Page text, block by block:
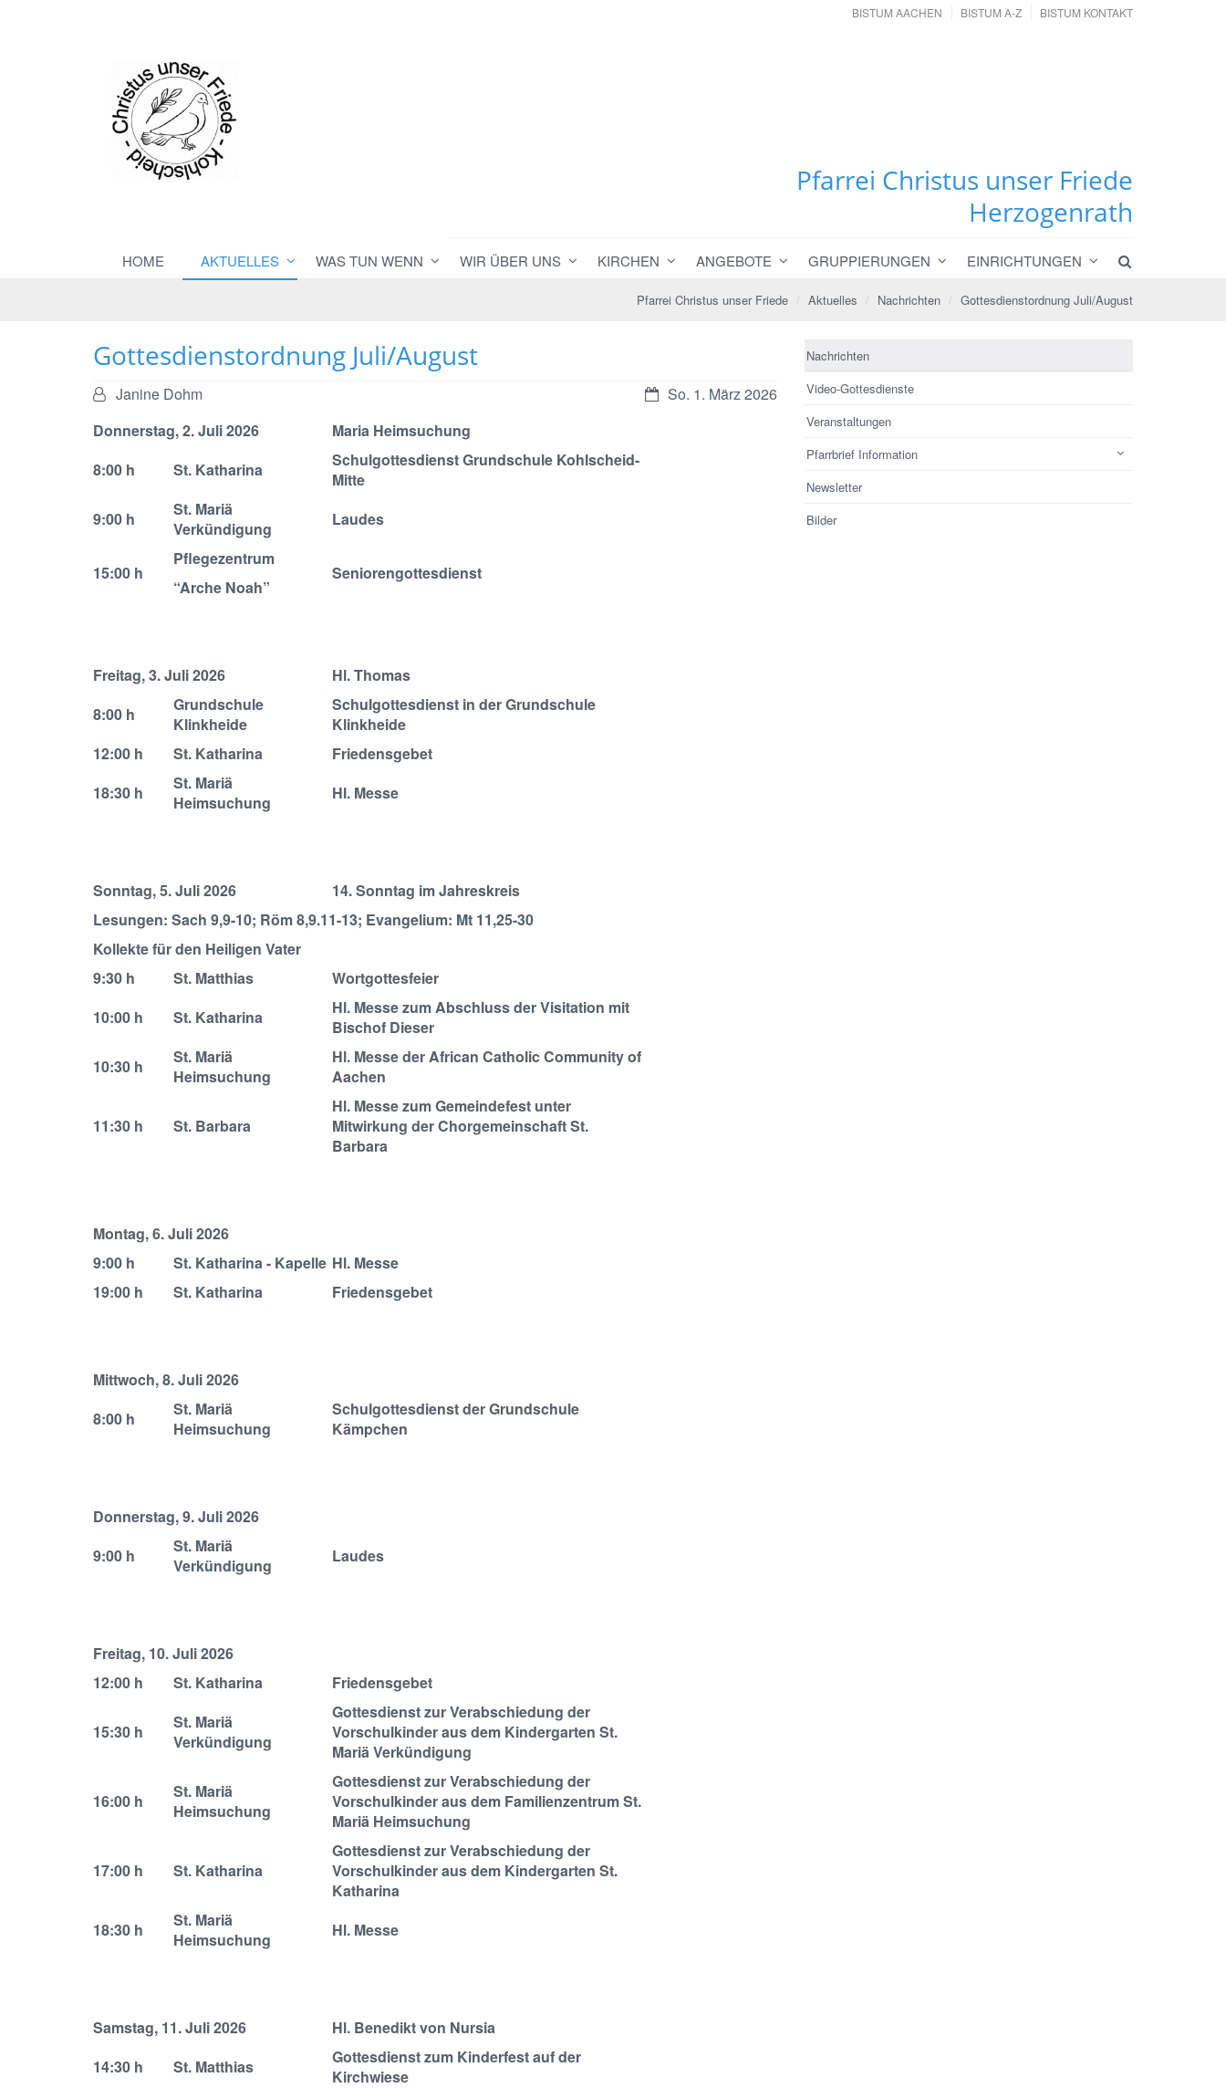
BISTUM AACHEN BISTUM A-Z BISTUM KONTAKT
Pfarrei Christus unser Friede
Herzogenrath
HOME AKTUELLES WAS TUN WENN WIR ÜBER UNS KIRCHEN ANGEBOTE GRUPPIERUNGEN EINRICHTUNGEN
Pfarrei Christus unser Friede Aktuelles Nachrichten Gottesdienstordnung Juli/August
Gottesdienstordnung Juli/August
Datum:So. 1. März 2026
Von:Janine Dohm
Donnerstag, 2. Juli 2026
Maria Heimsuchung
8:00 h
St. Katharina
Schulgottesdienst Grundschule Kohlscheid-
Mitte
9:00 h
St. Mariä
Verkündigung
Laudes
15:00 h
Pflegezentrum
“Arche Noah”
Seniorengottesdienst
Freitag, 3. Juli 2026
Hl. Thomas
8:00 h
Grundschule
Klinkheide
Schulgottesdienst in der Grundschule
Klinkheide
12:00 h
St. Katharina
Friedensgebet
18:30 h
St. Mariä
Heimsuchung
Hl. Messe
Sonntag, 5. Juli 2026
14. Sonntag im Jahreskreis
Lesungen: Sach 9,9-10; Röm 8,9.11-13; Evangelium: Mt 11,25-30
Kollekte für den Heiligen Vater
9:30 h
St. Matthias
Wortgottesfeier
10:00 h
St. Katharina
Hl. Messe zum Abschluss der Visitation mit
Bischof Dieser
10:30 h
St. Mariä
Heimsuchung
Hl. Messe der African Catholic Community of
Aachen
11:30 h St. Barbara
Hl. Messe zum Gemeindefest unter
Mitwirkung der Chorgemeinschaft St.
Barbara
Montag, 6. Juli 2026
9:00 h
St. Katharina - Kapelle Hl. Messe
19:00 h
St. Katharina Friedensgebet
Mittwoch, 8. Juli 2026
8:00 h
St. Mariä
Heimsuchung
Schulgottesdienst der Grundschule
Kämpchen
Donnerstag, 9. Juli 2026
9:00 h
St. Mariä
Verkündigung
Laudes
Freitag, 10. Juli 2026
12:00 h
St. Katharina Friedensgebet
15:30 h
St. Mariä
Verkündigung
Gottesdienst zur Verabschiedung der
Vorschulkinder aus dem Kindergarten St.
Mariä Verkündigung
16:00 h
St. Mariä
Heimsuchung
Gottesdienst zur Verabschiedung der
Vorschulkinder aus dem Familienzentrum St.
Mariä Heimsuchung
17:00 h St. Katharina
Gottesdienst zur Verabschiedung der
Vorschulkinder aus dem Kindergarten St.
Katharina
18:30 h
St. Mariä
Heimsuchung
Hl. Messe
Samstag, 11. Juli 2026
Hl. Benedikt von Nursia
14:30 h
St. Matthias
Gottesdienst zum Kinderfest auf der
Kirchwiese
Nachrichten
Video-Gottesdienste
Veranstaltungen
Pfarrbrief Information
Newsletter
Bilder